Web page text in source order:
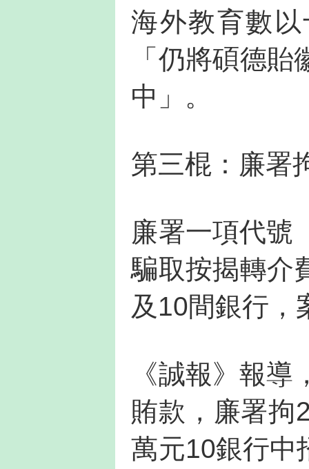
海外教育數
「仍將碩德
中」。
第三棍：廉署
廉署一項代號
騙取按揭轉介
及10間銀行，
《誠報》報
賄款，廉署拘
萬元10銀行中